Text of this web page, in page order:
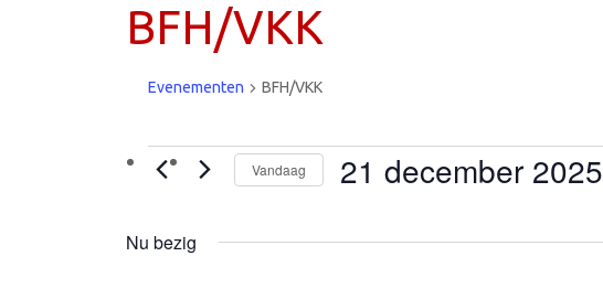
BFH/VKK
Evenementen BFH/VKK
Evenementen
Vandaag 21 december 2025
Nu bezig